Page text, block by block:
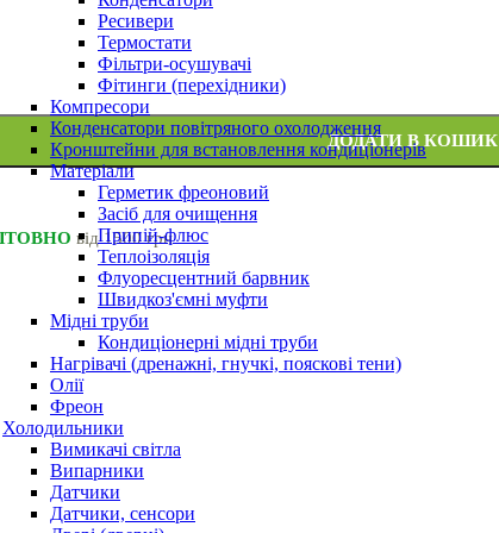
Ресивери
Термостати
Фільтри-осушувачі
Фітинги (перехідники)
Компресори
Конденсатори повітряного охолодження
Кронштейни для встановлення кондиціонерів
Матеріали
Герметик фреоновий
Засіб для очищення
Припій-флюс
Теплоізоляція
Флуоресцентний барвник
Швидкоз'ємні муфти
Мідні труби
Кондиціонерні мідні труби
Нагрівачі (дренажні, гнучкі, пояскові тени)
Олії
Фреон
Холодильники
Вимикачі світла
Випарники
Датчики
Датчики, сенсори
ДОДАТИ В КОШИК
від 1500 грн